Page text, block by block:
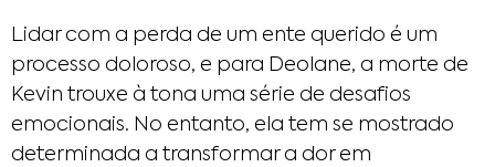
Lidar com a perda de um ente querido é um
processo doloroso, e para Deolane, a morte de
Kevin trouxe à tona uma série de desafios
emocionais. No entanto, ela tem se mostrado
determinada a transformar a dor em